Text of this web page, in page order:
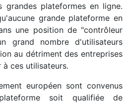
grandes plateformes en ligne.
grande plateforme en
une position de "contrôleur
grand nombre d'utilisateurs
au détriment des entreprises
ces utilisateurs.
européen sont convenus
soit qualifiée de